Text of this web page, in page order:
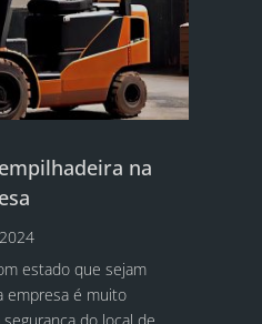
na
estado que sejam
empresa é muito
do local de